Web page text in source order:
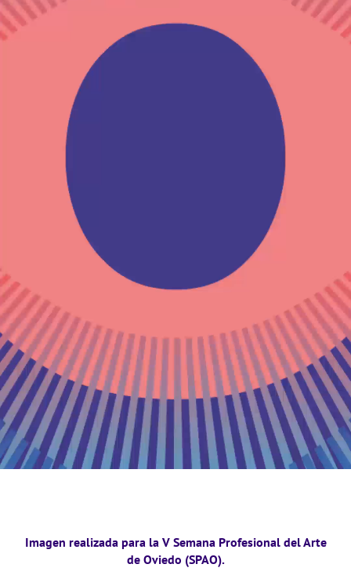
Imagen realizada para la V Semana Profesional del Arte
de Oviedo (SPAO).